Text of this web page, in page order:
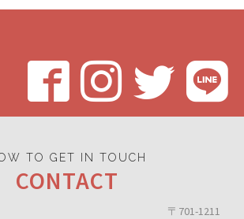
TO GET IN TOUCH
CONTACT
〒701-1211